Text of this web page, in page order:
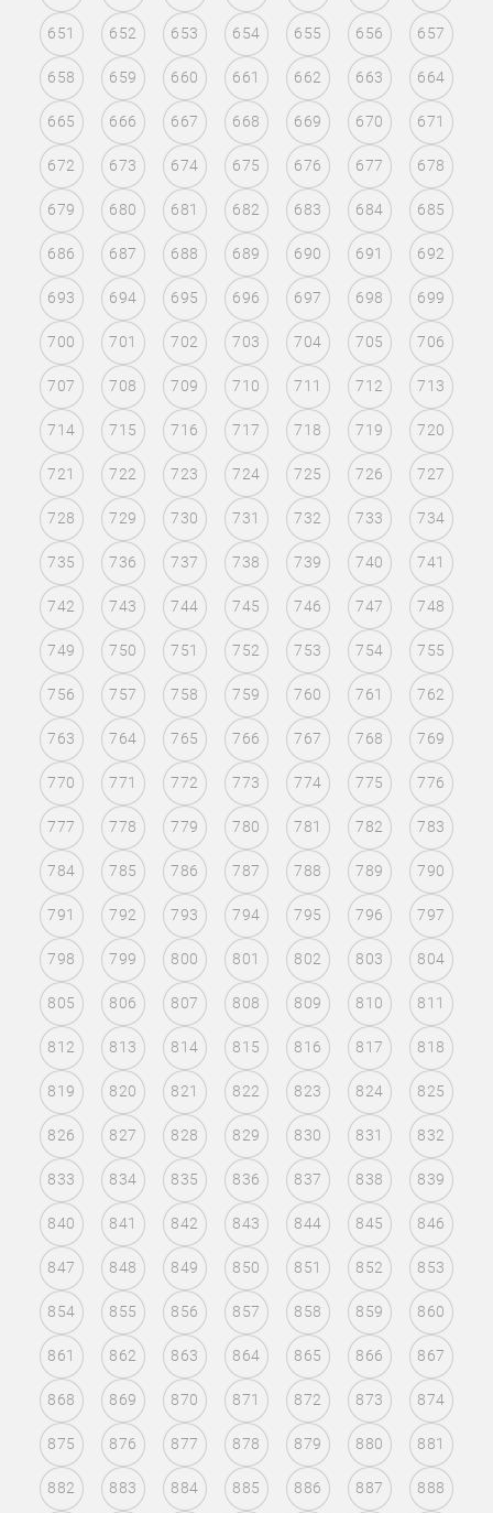
651 652 653 654 655 656 657
658 659 660 661 662 663 664
665 666 667 668 669 670 671
672 673 674 675 676 677 678
679 680 681 682 683 684 685
686 687 688 689 690 691 692
693 694 695 696 697 698 699
700 701 702 703 704 705 706
707 708 709 710 711 712 713
714 715 716 717 718 719 720
721 722 723 724 725 726 727
728 729 730 731 732 733 734
735 736 737 738 739 740 741
742 743 744 745 746 747 748
749 750 751 752 753 754 755
756 757 758 759 760 761 762
763 764 765 766 767 768 769
770 771 772 773 774 775 776
777 778 779 780 781 782 783
784 785 786 787 788 789 790
791 792 793 794 795 796 797
798 799 800 801 802 803 804
805 806 807 808 809 810 811
812 813 814 815 816 817 818
819 820 821 822 823 824 825
826 827 828 829 830 831 832
833 834 835 836 837 838 839
840 841 842 843 844 845 846
847 848 849 850 851 852 853
854 855 856 857 858 859 860
861 862 863 864 865 866 867
868 869 870 871 872 873 874
875 876 877 878 879 880 881
882 883 884 885 886 887 888